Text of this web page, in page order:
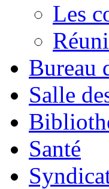
Les
Bureau
Salle
Santé